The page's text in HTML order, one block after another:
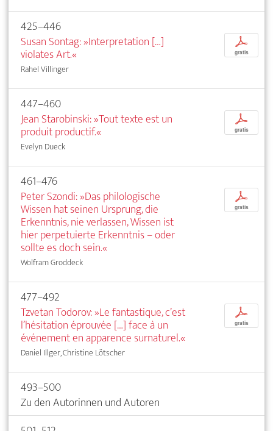
425–446
Susan Sontag: »Interpretation […]
violates Art.«
Rahel Villinger
p
gratis
447–460
Jean Starobinski: »Tout texte est un
produit productif.«
Evelyn Dueck
p
gratis
461–476
Peter Szondi: »Das philologische
Wissen hat seinen Ursprung, die
Erkenntnis, nie verlassen, Wissen ist
hier perpetuierte Erkenntnis – oder
sollte es doch sein.«
Wolfram Groddeck
p
gratis
477–492
Tzvetan Todorov: »Le fantastique, c’est
l’hésitation éprouvée […] face à un
événement en apparence surnaturel.«
Daniel Illger, Christine Lötscher
p
gratis
493–500
Zu den Autorinnen und Autoren